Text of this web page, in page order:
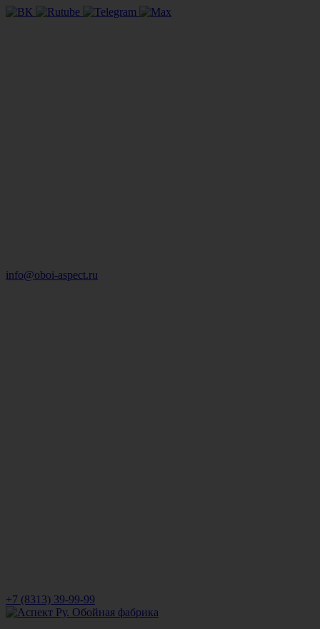
info@oboi-aspect.ru
+7 (8313) 39-99-99